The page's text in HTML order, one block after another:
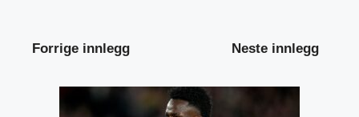
Forrige innlegg Neste innlegg